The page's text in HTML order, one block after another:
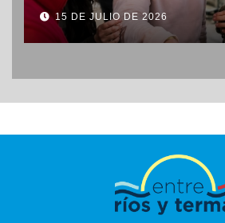
15 DE JULIO DE 2026